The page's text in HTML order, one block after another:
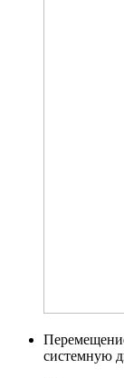
системную